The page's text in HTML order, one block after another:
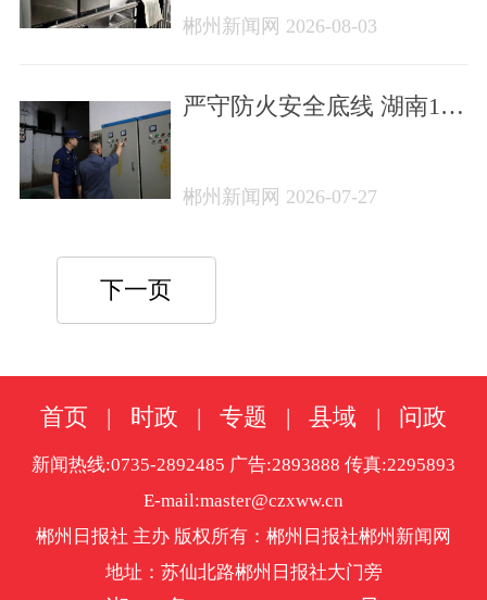
郴州新闻网 2026-08-03
严守防火安全底线 湖南14
郴州新闻网 2026-07-27
下一页
首页 | 时政 | 专题 | 县域 | 问政
新闻热线:0735-2892485 广告:2893888 传真:2295893
E-mail:master@czxww.cn
郴州日报社 主办 版权所有：郴州日报社郴州新闻网
地址：苏仙北路郴州日报社大门旁